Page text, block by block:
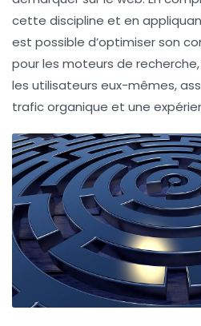
cette discipline et en
est possible d’optimiser son
pour les moteurs de recherche
les utilisateurs eux-mêmes,
traficorganique et une